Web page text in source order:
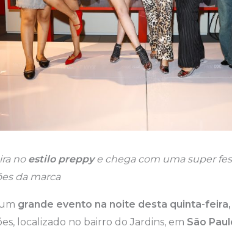
no estilo preppye chega com uma super
da marca
grande evento na noite desta quinta-
localizado no bairro do Jardins, em São